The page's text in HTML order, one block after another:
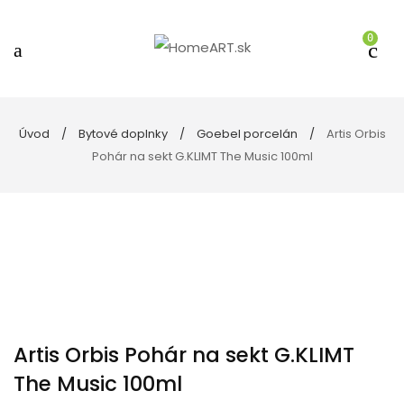
0
Úvod Bytové doplnky Goebel porcelán
Artis Orbis
Pohár na sekt G.KLIMT The Music 100ml
Artis Orbis Pohár na sekt G.KLIMT
The Music 100ml